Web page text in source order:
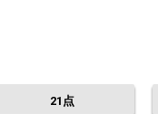
21点